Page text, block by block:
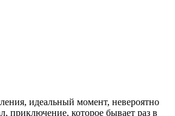
идеальный момент, невероятно
приключение, которое бывает раз в